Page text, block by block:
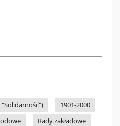
"Solidarność")
1901-2000
Rady zakładowe